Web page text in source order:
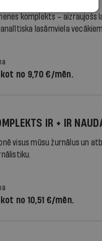
komplekts – aizraujošs
lasāmviela
no 9,70 €/mēn.
IR + IR
visus mūsu žurnālus un
no 10,51 €/mēn.